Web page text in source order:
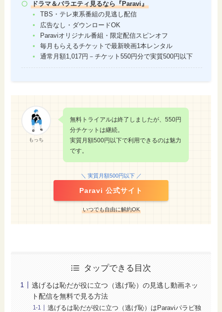
ドラマ＆バラエティ見るなら『Paravi』
TBS・テレ東系番組の見逃し配信
広告なし・ダウンロードOK
Paraviオリジナル番組・限定配信スピンオフ
毎月もらえるチケットで最新映画1本レンタル
通常月額1,017円－チケット550円分で実質500円以下
もっち
無料トライアルは終了しましたが、550円
分チケットは継続。
実質月額500円以下で利用できるのは魅力
です。
＼ 実質月額500円以下 ／
Paravi 公式サイト
いつでも自由に解約OK
タップできる目次
逃げるは恥だが役に立つ（逃げ恥）の見逃し動画ネッ
ト配信を無料で見る方法
逃げるは恥だが役に立つ（逃げ恥）はParaviパラビ独